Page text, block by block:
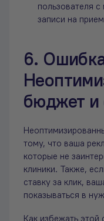
пользователя
записи на
6.
бюджет и
тому, что ваша
которые не
клиники. Также,
ставку за клик,
показываться в